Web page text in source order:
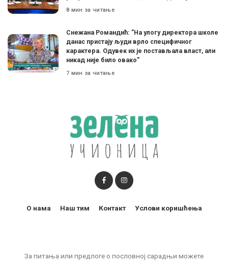
8 мин за читање
Снежана Романдић: ”На улогу директора школе
данас пристају људи врло специфичног
карактера. Одувек их је постављала власт, али
никад није било овако”
7 мин за читање
За питања или предлоге о пословној сарадњи можете
О нама Наш тим Контакт Услови коришћења